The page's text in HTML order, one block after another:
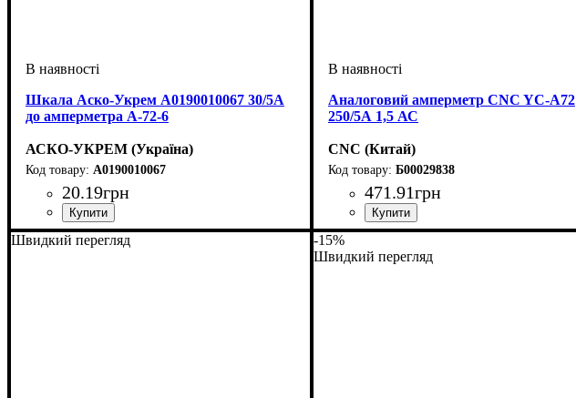
Шкала Аско-Укрем A0190010067 30/5А
до амперметра А-72-6
АСКО-УКРЕМ (Україна)
A0190010067
20.19грн
Аналоговий амперметр CNC YC-А72
250/5А 1,5 АС
CNC (Китай)
Б00029838
471.91грн
Обладнання: Амперметр
Швидкий перегляд
-15%
Швидкий перегляд